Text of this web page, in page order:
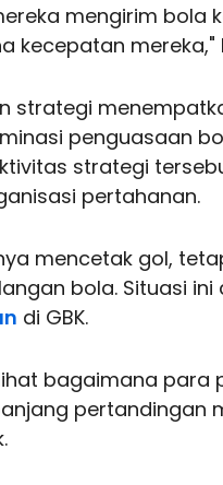
mengirim bola
kecepatan mereka,"
strategi
penguasaan
strategi
pertahanan.
mencetak gol,
bola. Situasi
di GBK.
bagaimana para
pertandingan